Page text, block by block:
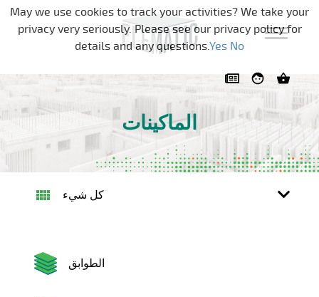
تخطي التنقل
الماكينات
كل شيء
الطوابق
May we use cookies to track your activities? We take your
privacy very seriously. Please see our privacy policy for
details and any questions.Yes No